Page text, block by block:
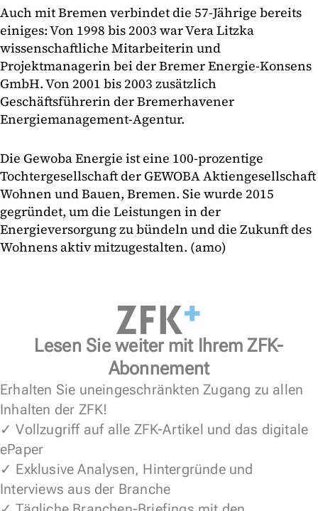
Auch mit Bremen verbindet die 57-Jährige bereits
einiges: Von 1998 bis 2003 war Vera Litzka
wissenschaftliche Mitarbeiterin und
Projektmanagerin bei der Bremer Energie-Konsens
GmbH. Von 2001 bis 2003 zusätzlich
Geschäftsführerin der Bremerhavener
Energiemanagement-Agentur.
Die Gewoba Energie ist eine 100-prozentige
Tochtergesellschaft der GEWOBA Aktiengesellschaft
Wohnen und Bauen, Bremen. Sie wurde 2015
gegründet, um die Leistungen in der
Energieversorgung zu bündeln und die Zukunft des
Wohnens aktiv mitzugestalten. (amo)
Lesen Sie weiter mit Ihrem ZFK-
Abonnement
Erhalten Sie uneingeschränkten Zugang zu allen
Inhalten der ZFK!
✓ Vollzugriff auf alle ZFK-Artikel und das digitale
ePaper
✓ Exklusive Analysen, Hintergründe und
Interviews aus der Branche